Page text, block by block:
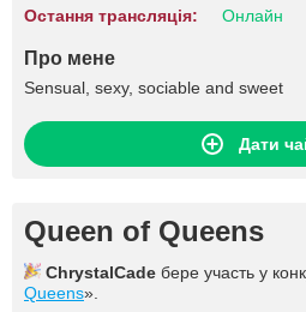
Остання трансляція: Онлайн
Про мене
Sensual, sexy, sociable and sweet
Дати
Queen of Queens
ChrystalCade бере участь у
Queens».